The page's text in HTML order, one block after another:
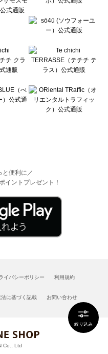
絞り込み
と便利に／
イントプレゼント！
イバシーポリシー 利用規約
に基づく記載 お問い合わせ
Co., Ltd